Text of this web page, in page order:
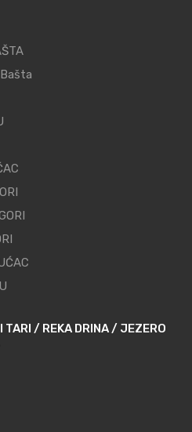
TARI / REKA DRINA / JEZERO